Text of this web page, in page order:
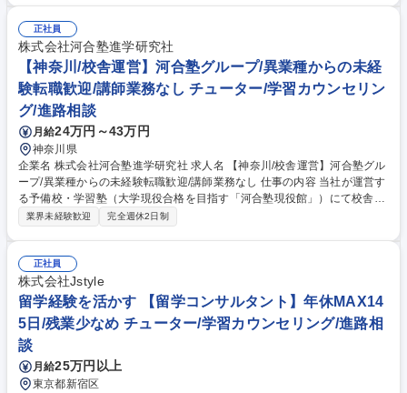
得→じっくり2時間程かけて面談を実施。→留学を通じて何を実現したい
のか？「やりたいこと」「なりたい自分」を丁寧にヒアリング→オーダー
メイドの留学プランを作成・提案→ご契約※その後はサポート担当に引き
継ぐため、コンサルティングに集中ができます。 募集職種 ★留学経験を
活かす★【留学コンサルタント】年休MAX145日/残業少なめ◎
正社員
株式会社河合塾進学研究社
【神奈川/校舎運営】河合塾グループ/異業種からの未経
験転職歓迎/講師業務なし チューター/学習カウンセリン
グ/進路相談
月給24万円～43万円
神奈川県
企業名 株式会社河合塾進学研究社 求人名 【神奈川/校舎運営】河合塾グル
ープ/異業種からの未経験転職歓迎/講師業務なし 仕事の内容 当社が運営す
る予備校・学習塾（大学現役合格を目指す「河合塾現役館」）にて校舎の
運営をお任せします。生徒の受験合格に向け、進路相談や学習計画の作
築も大切な役割の一つです。また、体験学習や説明会、入塾希望者への個
別対応、チラシ・DM作成などの広報活動も担当するなど生徒募集に向け
た戦略の立案から実行まで幅広く携われます。そのほか、アルバイトスタ
ッフの教育・シフト管理、講師との打ち合わせ、授業準備、窓口・電話対
応など、教室全体の運営にも関わっていただきます。 募集職種 【神奈川/
校舎運営】河合塾グループ/異業種からの未経験転職歓迎/講師業務なし
業界未経験歓迎 完全週休2日制
正社員
株式会社Jstyle
留学経験を活かす 【留学コンサルタント】年休MAX14
5日/残業少なめ チューター/学習カウンセリング/進路相
談
月給25万円以上
東京都新宿区